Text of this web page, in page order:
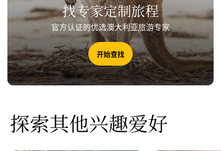
找专家定制旅程
官方认证的优选澳大利亚旅游专家
开始查找
探索其他兴趣爱好